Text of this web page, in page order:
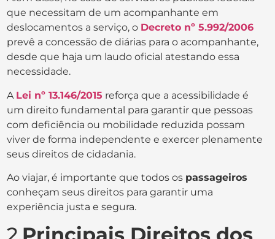
que necessitam de um acompanhante em
deslocamentos a serviço, o Decreto nº 5.992/2006
prevê a concessão de diárias para o acompanhante,
desde que haja um laudo oficial atestando essa
necessidade.
A Lei nº 13.146/2015 reforça que a acessibilidade é
um direito fundamental para garantir que pessoas
com deficiência ou mobilidade reduzida possam
viver de forma independente e exercer plenamente
seus direitos de cidadania.
Ao viajar, é importante que todos os passageiros
conheçam seus direitos para garantir uma
experiência justa e segura.